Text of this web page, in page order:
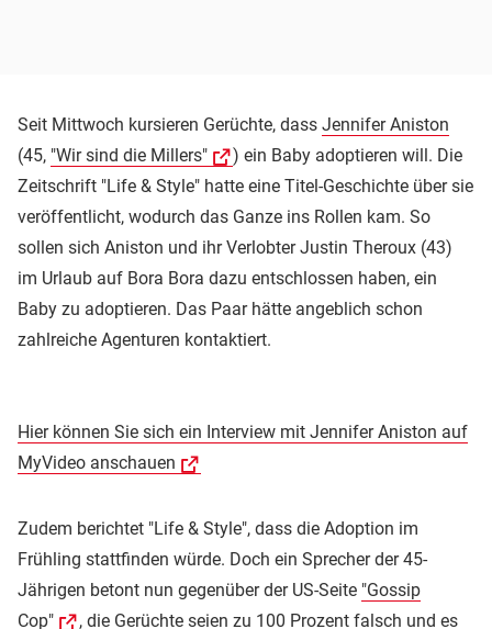
Seit Mittwoch kursieren Gerüchte, dass Jennifer Aniston
(45, "Wir sind die Millers"
) ein Baby adoptieren will. Die
Zeitschrift "Life & Style" hatte eine Titel-Geschichte über sie
veröffentlicht, wodurch das Ganze ins Rollen kam. So
sollen sich Aniston und ihr Verlobter Justin Theroux (43)
im Urlaub auf Bora Bora dazu entschlossen haben, ein
Baby zu adoptieren. Das Paar hätte angeblich schon
zahlreiche Agenturen kontaktiert.
Hier können Sie sich ein Interview mit Jennifer Aniston auf
MyVideo anschauen
Zudem berichtet "Life & Style", dass die Adoption im
Frühling stattfinden würde. Doch ein Sprecher der 45-
Jährigen betont nun gegenüber der US-Seite "Gossip
Cop"
, die Gerüchte seien zu 100 Prozent falsch und es